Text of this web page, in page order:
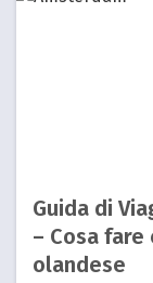
Guida di
– Cosa
olandese